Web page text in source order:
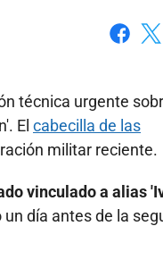
técnica urgente
El cabecilla de las
militar reciente.
vinculado a alias
día antes de la